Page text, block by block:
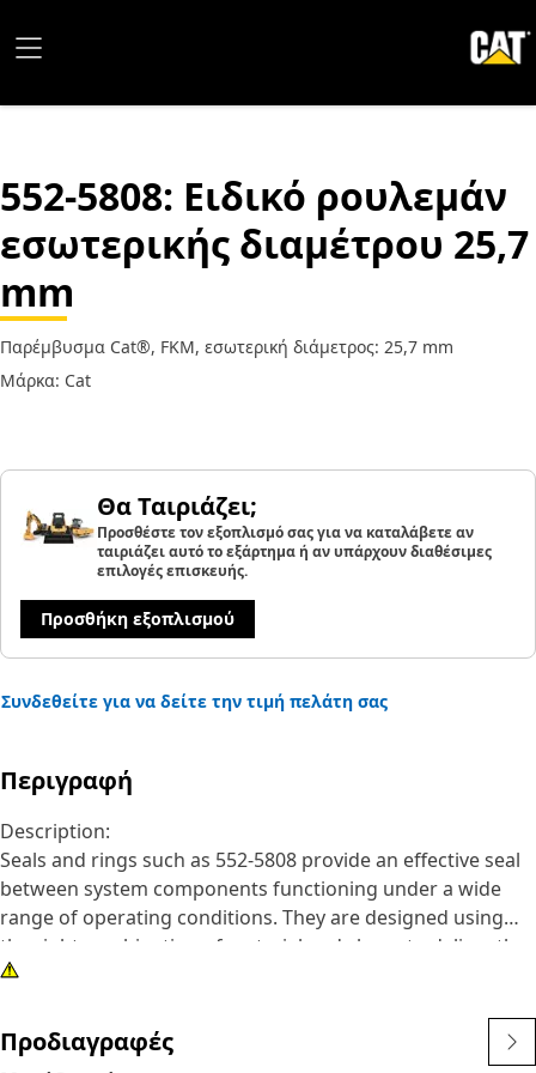
552-5808: Ειδικό ρουλεμάν
εσωτερικής διαμέτρου 25,7
mm
Παρέμβυσμα Cat®, FKM, εσωτερική διάμετρος: 25,7 mm
Μάρκα: Cat
Θα Ταιριάζει;
Προσθέστε τον εξοπλισμό σας για να καταλάβετε αν
ταιριάζει αυτό το εξάρτημα ή αν υπάρχουν διαθέσιμες
επιλογές επισκευής.
Προσθήκη εξοπλισμού
Συνδεθείτε για να δείτε την τιμή πελάτη σας
Περιγραφή
Description:
Seals and rings such as 552-5808 provide an effective seal
between system components functioning under a wide
range of operating conditions. They are designed using
the right combination of material and shape to deliver the
performance you expect for your application.
Attributes:
• Material: Rubber
Προδιαγραφές